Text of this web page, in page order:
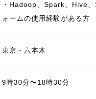
・Hadoop、Spark、Hive
ォームの使用経験がある方
東京・六本木
9時30分〜18時30分